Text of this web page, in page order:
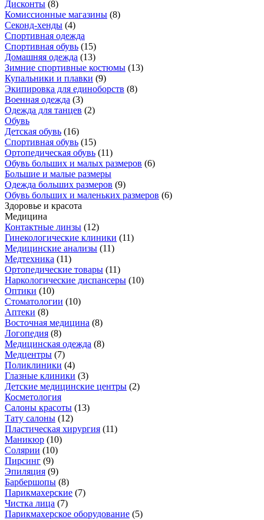
Дисконты (8)
Комиссионные магазины (8)
Секонд-хенды (4)
Спортивная одежда
Спортивная обувь (15)
Домашняя одежда (13)
Зимние спортивные костюмы (13)
Купальники и плавки (9)
Экипировка для единоборств (8)
Военная одежда (3)
Одежда для танцев (2)
Обувь
Детская обувь (16)
Спортивная обувь (15)
Ортопедическая обувь (11)
Обувь больших и малых размеров (6)
Большие и малые размеры
Одежда больших размеров (9)
Обувь больших и маленьких размеров (6)
Здоровье и красота
Медицина
Контактные линзы (12)
Гинекологические клиники (11)
Медицинские анализы (11)
Медтехника (11)
Ортопедические товары (11)
Наркологические диспансеры (10)
Оптики (10)
Стоматологии (10)
Аптеки (8)
Восточная медицина (8)
Логопедия (8)
Медицинская одежда (8)
Медцентры (7)
Поликлиники (4)
Глазные клиники (3)
Детские медицинские центры (2)
Косметология
Салоны красоты (13)
Тату салоны (12)
Пластическая хирургия (11)
Маникюр (10)
Солярии (10)
Пирсинг (9)
Эпиляция (9)
Барбершопы (8)
Парикмахерские (7)
Чистка лица (7)
Парикмахерское оборудование (5)